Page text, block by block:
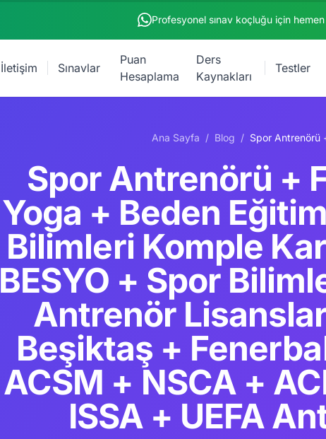
Profesyonel sınav koçluğu için hemen
İletişim Sınavlar
Puan
Hesaplama
Ders
Kaynakları
Testler
Ana Sayfa / Blog /
Spor Antrenörü +
Yoga + Beden
Bilimleri Komple
BESYO + Spor
Antrenör
Beşiktaş +
ACSM + NSCA +
ISSA + UEFA